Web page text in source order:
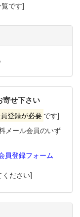
です]
寄せ下さい
登録が必要 です]
メール会員のいず
員登録フォーム
ください]